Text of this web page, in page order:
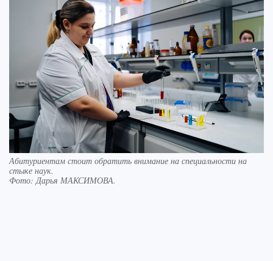
Абитуриентам стоит обратить внимание на специальности на
стыке наук.
Фото:Дарья МАКСИМОВА.